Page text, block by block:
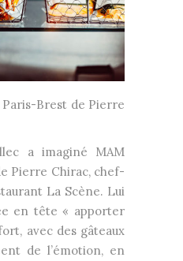
Brest de Pierre
a imaginé MAM
Pierre Chirac, chef-
La Scène. Lui
en tête « apporter
avec des gâteaux
de l’émotion, en